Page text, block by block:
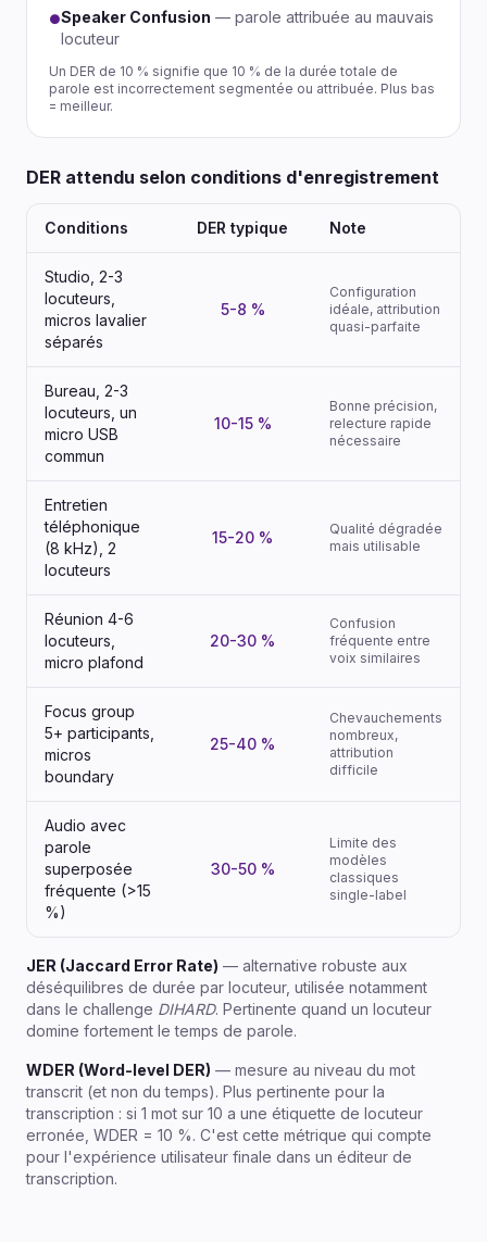
●Speaker Confusion — parole attribuée au mauvais
locuteur
Un DER de 10 % signifie que 10 % de la durée totale de
parole est incorrectement segmentée ou attribuée. Plus bas
= meilleur.
DER attendu selon conditions d'enregistrement
Conditions DER typique Note
Studio, 2-3
locuteurs,
micros lavalier
séparés
5-8 %
Configuration
idéale, attribution
quasi-parfaite
Bureau, 2-3
locuteurs, un
micro USB
commun
10-15 %
Bonne précision,
relecture rapide
nécessaire
Entretien
téléphonique
(8 kHz), 2
locuteurs
15-20 %
Qualité dégradée
mais utilisable
Réunion 4-6
locuteurs,
micro plafond
20-30 %
Confusion
fréquente entre
voix similaires
Focus group
5+ participants,
micros
boundary
25-40 %
Chevauchements
nombreux,
attribution
difficile
Audio avec
parole
superposée
fréquente (>15
%)
30-50 %
Limite des
modèles
classiques
single-label
JER (Jaccard Error Rate) — alternative robuste aux
déséquilibres de durée par locuteur, utilisée notamment
dans le challenge DIHARD. Pertinente quand un locuteur
domine fortement le temps de parole.
WDER (Word-level DER) — mesure au niveau du mot
transcrit (et non du temps). Plus pertinente pour la
transcription : si 1 mot sur 10 a une étiquette de locuteur
erronée, WDER = 10 %. C'est cette métrique qui compte
pour l'expérience utilisateur finale dans un éditeur de
transcription.